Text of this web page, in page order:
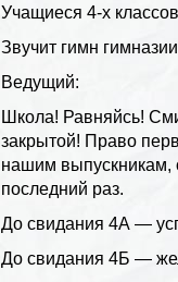
Учащиеся 4-х
Звучит гимн
Ведущий:
Школа! Равняйсь!
закрытой! Право
нашим выпускникам,
последний раз.
До свидания 4А —
До свидания 4Б —